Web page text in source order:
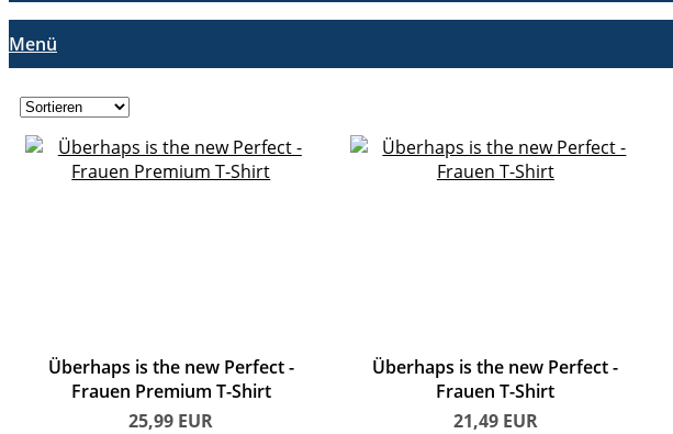
Menü
Überhaps is the new Perfect
Frauen Premium T-Shirt
25,99 EUR
Überhaps is the new Perfect
Frauen T-Shirt
21,49 EUR